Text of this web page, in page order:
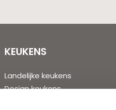
KEUKENS
Landelijke keukens
Design keukens